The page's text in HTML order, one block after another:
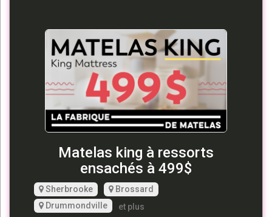
Matelas king à ressorts
ensachés à 499$
Sherbrooke
Brossard
Drummondville
et plus